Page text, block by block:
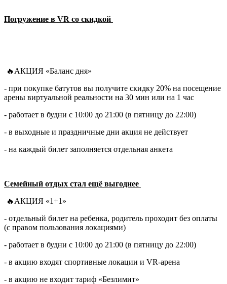
Погружение в VR со скидкой
🔥АКЦИЯ «Баланс дня»
- при покупке батутов вы получите скидку 20% на посещение
арены виртуальной реальности на 30 мин или на 1 час
- работает в будни с 10:00 до 21:00 (в пятницу до 22:00)
- в выходные и праздничные дни акция не действует
- на каждый билет заполняется отдельная анкета
Семейный отдых стал ещё выгоднее
🔥АКЦИЯ «1+1»
- отдельный билет на ребенка, родитель проходит без оплаты
(с правом пользования локациями)
- работает в будни с 10:00 до 21:00 (в пятницу до 22:00)
- в акцию входят спортивные локации и VR-арена
- в акцию не входит тариф «Безлимит»